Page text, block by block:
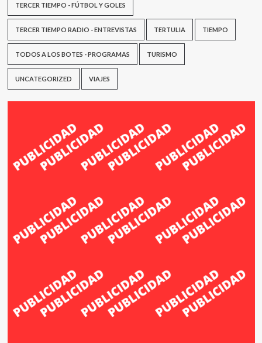
TERCER TIEMPO - FÚTBOL Y GOLES
TERCER TIEMPO RADIO - ENTREVISTAS TERTULIA TIEMPO
TODOS A LOS BOTES - PROGRAMAS TURISMO
UNCATEGORIZED VIAJES